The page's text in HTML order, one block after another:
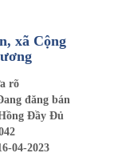
xã Cộng
rõ
đăng bán
Đầy Đủ
04-2023